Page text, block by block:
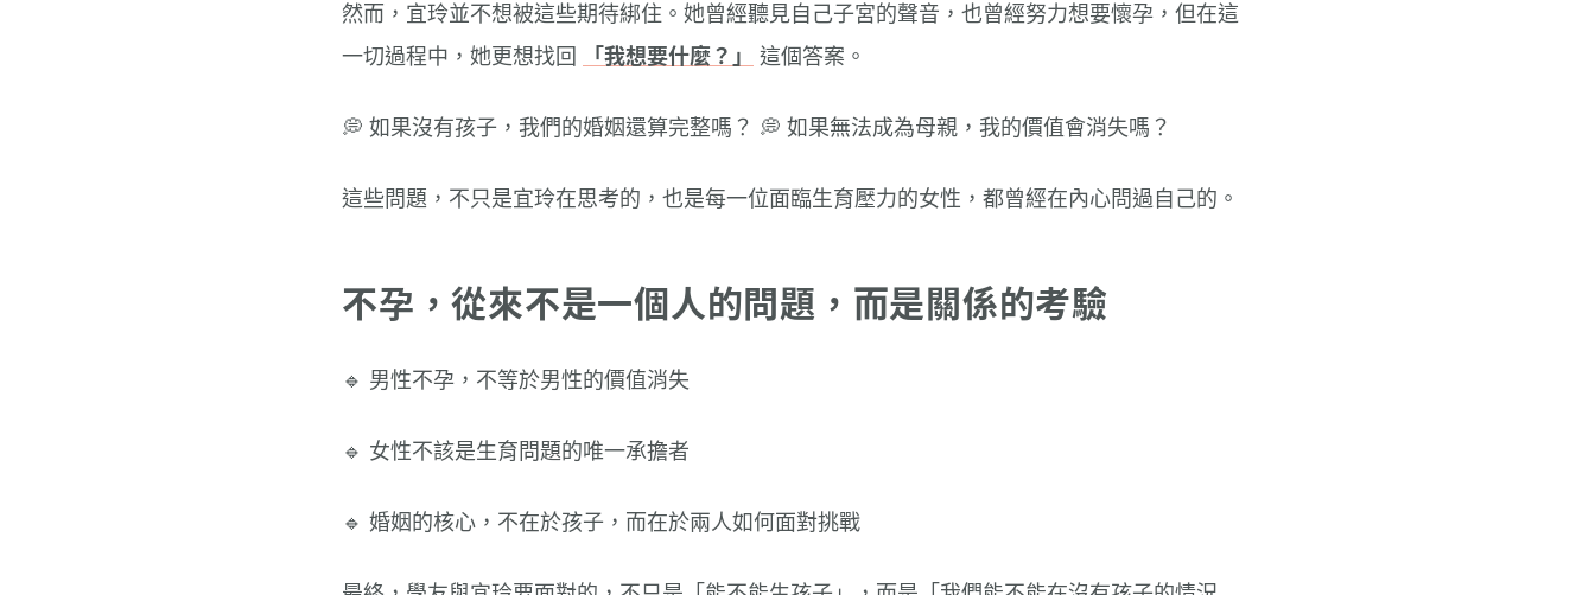
然而，宜玲並不想被這些期待綁住。她曾經聽見自己子宮的聲音，也曾經努力想要懷孕，但在這
一切過程中，她更想找回
「我想要什麼？」 這個答案。
💭 如果沒有孩子，我們的婚姻還算完整嗎？ 💭 如果無法成為母親，我的價值會消失嗎？
這些問題，不只是宜玲在思考的，也是每一位面臨生育壓力的女性，都曾經在內心問過自己的。
不孕，從來不是一個人的問題，而是關係的考驗
🔹 男性不孕，不等於男性的價值消失
🔹 女性不該是生育問題的唯一承擔者
🔹 婚姻的核心，不在於孩子，而在於兩人如何面對挑戰